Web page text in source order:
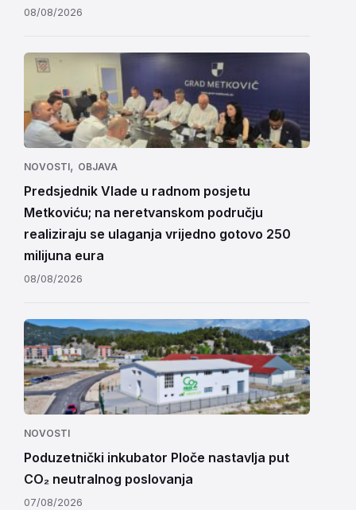
08/08/2026
NOVOSTI, OBJAVA
Predsjednik Vlade u radnom posjetu
Metkoviću; na neretvanskom području
realiziraju se ulaganja vrijedno gotovo 250
milijuna eura
08/08/2026
NOVOSTI
Poduzetnički inkubator Ploče nastavlja put
CO₂ neutralnog poslovanja
07/08/2026